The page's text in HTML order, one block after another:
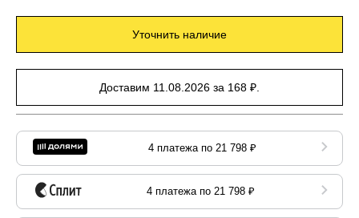
Уточнить наличие
Доставим 11.08.2026 за 168 ₽.
4 платежа по 21 798 ₽
4 платежа по 21 798 ₽